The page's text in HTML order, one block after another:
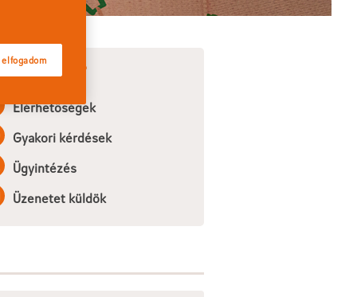
Elérhetőségek
Gyakori kérdések
Ügyintézés
Üzenetet küldök